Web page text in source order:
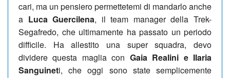
cari, ma un pensiero permettetemi di mandarlo anche
a Luca Guercilena, il team manager della Trek-
Segafredo, che ultimamente ha passato un periodo
difficile. Ha allestito una super squadra, devo
dividere questa maglia con Gaia Realini e Ilaria
Sanguineti, che oggi sono state semplicemente